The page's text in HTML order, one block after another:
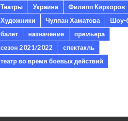
Театры
Украина
Филипп Киркоров
Художники
Чулпан Хаматова
Шоу-
балет
назначение
премьера
сезон 2021/2022
спектакль
театр во время боевых действий